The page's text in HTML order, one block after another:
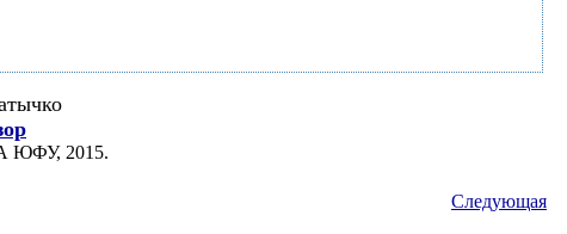
ЮФУ, 2015.
Следующая